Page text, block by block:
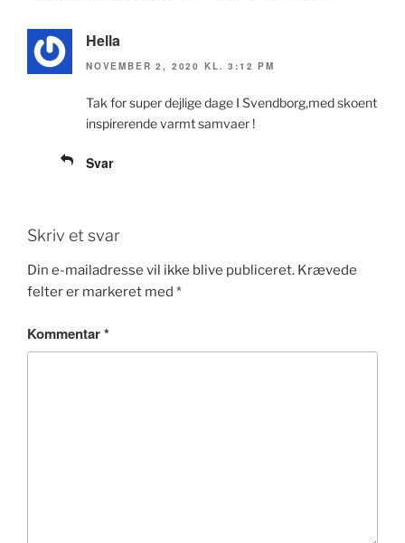
Hella
NOVEMBER 2, 2020 KL. 3:12 PM
Tak for super dejlige dage I Svendborg,med skoent
inspirerende varmt samvaer !
Svar
Skriv et svar
Din e-mailadresse vil ikke blive publiceret. Krævede
felter er markeret med *
Kommentar*